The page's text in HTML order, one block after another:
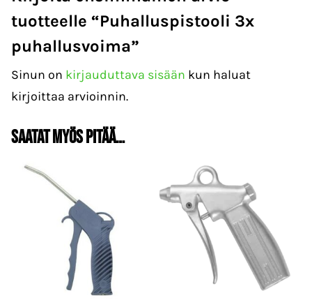
tuotteelle “Puhalluspistooli 3x
puhallusvoima”
Sinun on kirjauduttava sisään kun haluat
kirjoittaa arvioinnin.
Saatat myös pitää…